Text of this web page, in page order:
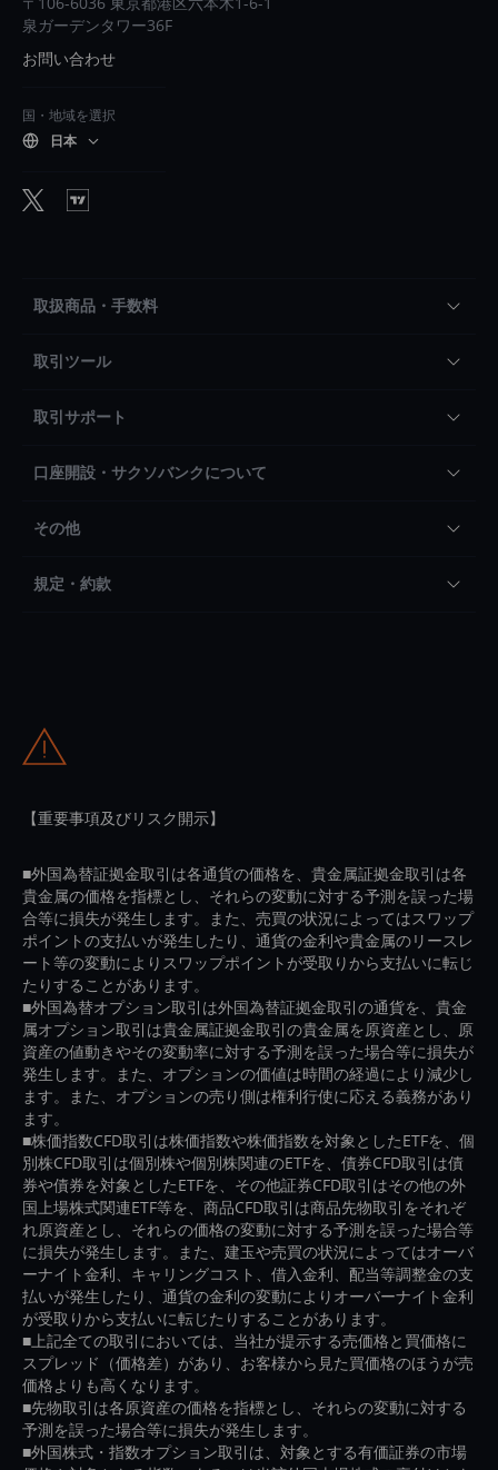
泉ガーデンタワー36F
お問い合わせ
国・地域を選択
日本
取扱商品・手数料
取引ツール
取引サポート
口座開設・サクソバンクについて
その他
規定・約款
【重要事項及びリスク開示】
■外国為替証拠金取引は各通貨の価格を、貴金属証拠金取引は各
貴金属の価格を指標とし、それらの変動に対する予測を誤った場
合等に損失が発生します。また、売買の状況によってはスワップ
ポイントの支払いが発生したり、通貨の金利や貴金属のリースレ
ート等の変動によりスワップポイントが受取りから支払いに転じ
たりすることがあります。
■外国為替オプション取引は外国為替証拠金取引の通貨を、貴金
属オプション取引は貴金属証拠金取引の貴金属を原資産とし、原
資産の値動きやその変動率に対する予測を誤った場合等に損失が
発生します。また、オプションの価値は時間の経過により減少し
ます。また、オプションの売り側は権利行使に応える義務があり
ます。
■株価指数CFD取引は株価指数や株価指数を対象としたETFを、個
別株CFD取引は個別株や個別株関連のETFを、債券CFD取引は債
券や債券を対象としたETFを、その他証券CFD取引はその他の外
国上場株式関連ETF等を、商品CFD取引は商品先物取引をそれぞ
れ原資産とし、それらの価格の変動に対する予測を誤った場合等
に損失が発生します。また、建玉や売買の状況によってはオーバ
ーナイト金利、キャリングコスト、借入金利、配当等調整金の支
払いが発生したり、通貨の金利の変動によりオーバーナイト金利
が受取りから支払いに転じたりすることがあります。
■上記全ての取引においては、当社が提示する売価格と買価格に
スプレッド（価格差）があり、お客様から見た買価格のほうが売
価格よりも高くなります。
■先物取引は各原資産の価格を指標とし、それらの変動に対する
予測を誤った場合等に損失が発生します。
■外国株式・指数オプション取引は、対象とする有価証券の市場